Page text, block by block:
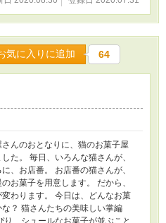
気に入りに追加 64
んのおとなりに、猫のお菓子屋
た。 毎日、いろんな猫さんが、
、お店番。 お店番の猫さんが、
お菓子を用意します。 だから、
わります。 今日は、どんなお菓
？ 猫さんたちの美味しい掌編
り、シュールなお菓子が並ぶこと